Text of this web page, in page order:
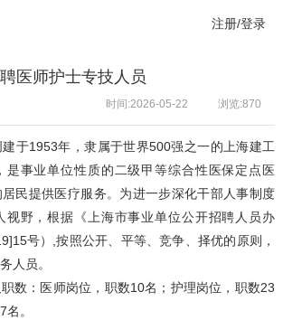
注册/登录
医师护士专技人员
浏览:870
时间:2026-05-22
1953年，隶属于世界500强之一的上海建工
是事业单位性质的二级甲等综合性医保定点医
民提供医疗服务。为进一步深化干部人事制度
视野，根据《上海市事业单位公开招聘人员办
号）,按照公开、平等、竞争、择优的原则，
人员。
：医师岗位，职数10名；护理岗位，职数23
。